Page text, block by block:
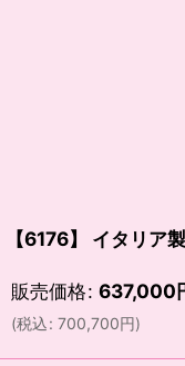
【6176】 イタリア
販売価格: 637,000
(税込: 700,700円)